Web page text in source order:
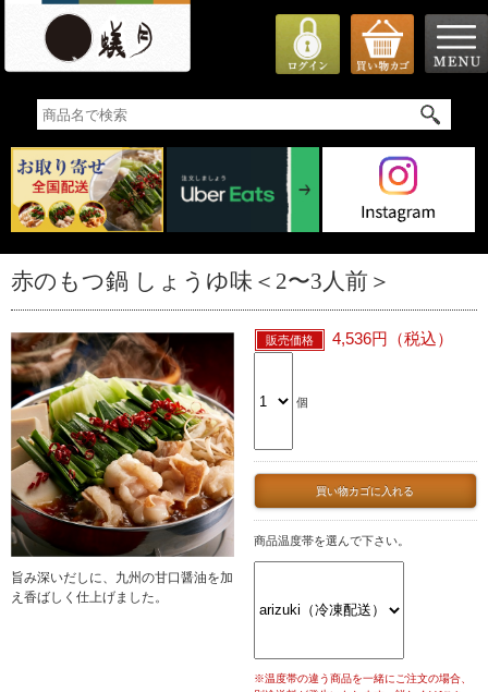
赤のもつ鍋 しょうゆ味＜2〜3人前＞
旨み深いだしに、九州の甘口醤油を加
え香ばしく仕上げました。
4,536円（税込）
個
買い物カゴに入れる
商品温度帯を選んで下さい。
※温度帯の違う商品を一緒にご注文の場合、